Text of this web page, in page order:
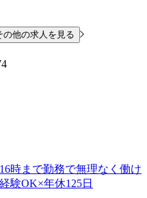
の他の求人を見る
時まで勤務で無理なく働け
験OK×年休125日